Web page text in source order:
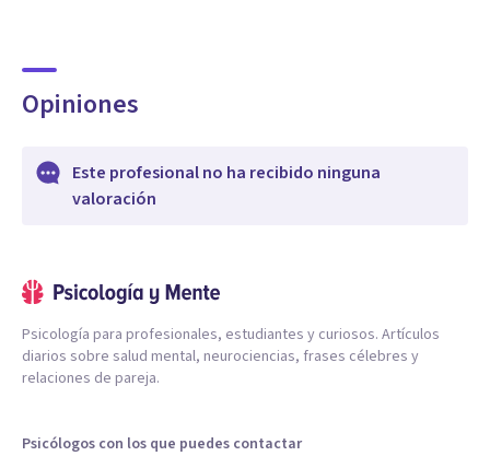
Opiniones
Este profesional no ha recibido ninguna
valoración
Psicología para profesionales, estudiantes y curiosos. Artículos
diarios sobre salud mental, neurociencias, frases célebres y
relaciones de pareja.
Psicólogos con los que puedes contactar